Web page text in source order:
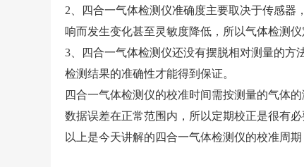
2、四合一气体检测仪准确度主要取决于传感
响而发生变化甚至灵敏度降低，所以气体检测仪
3、四合一气体检测仪还没有摆脱相对测量的方
检测结果的准确性才能得到保证。
四合一气体检测仪的校准时间需按测量的气体
数据误差在正常范围内，所以定期校正是很有必
以上是今天讲解的四合一气体检测仪的校准周期